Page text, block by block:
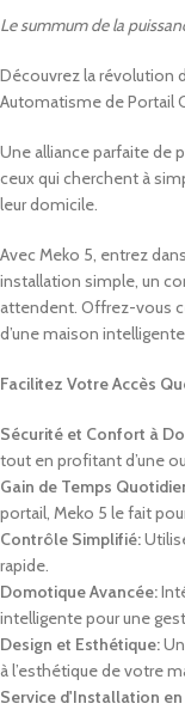
Le summum de la
Découvrez la révolution
Automatisme de Portail
Une alliance parfaite de
ceux qui cherchent à
leur domicile.
Avec Meko 5, entrez
installation simple, un
attendent. Offrez-vous
d’une maison
Facilitez Votre Accès
Sécurité et Confort à
tout en profitant d’une
Gain de Temps
portail, Meko 5 le fait
Contrôle Simplifié:
rapide.
Domotique Avancée:
intelligente pour une
Design et Esthétique:
à l’esthétique de votre
Service d'Installation